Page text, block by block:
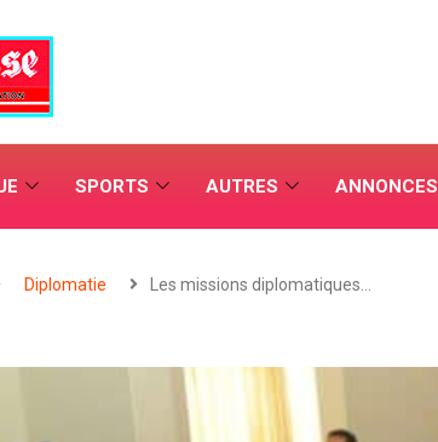
SPORTS AUTRES ANNONCES
Diplomatie Les missions diplomatiques…